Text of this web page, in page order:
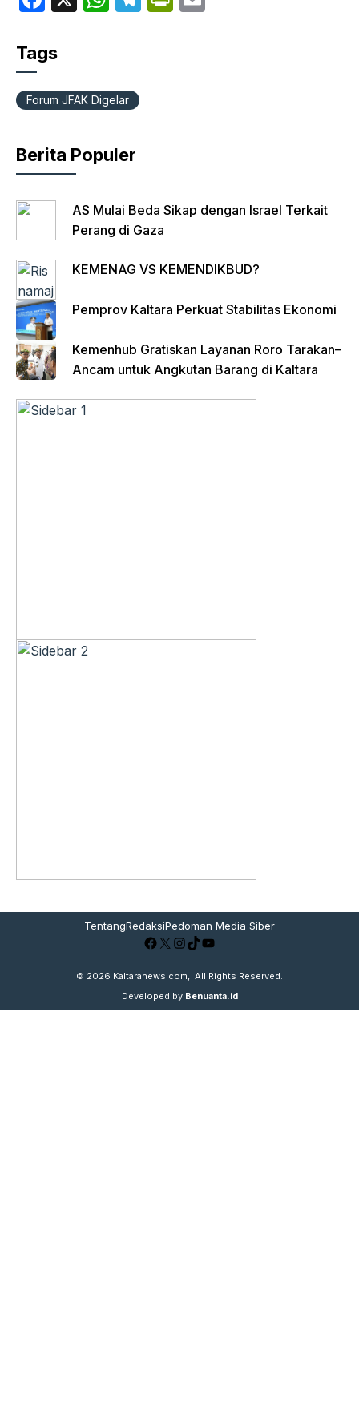
c
b
o
k
A
p
Tags
Forum JFAK Digelar
Berita Populer
AS Mulai Beda Sikap dengan Israel Terkait
Perang di Gaza
KEMENAG VS KEMENDIKBUD?
Pemprov Kaltara Perkuat Stabilitas Ekonomi
Kemenhub Gratiskan Layanan Roro Tarakan–
Ancam untuk Angkutan Barang di Kaltara
TentangRedaksiPedoman Media Siber
Facebook
X Instagram
TikTok
YouTube
© 2026 Kaltaranews.com , All Rights Reserved.
Developed by Benuanta.id